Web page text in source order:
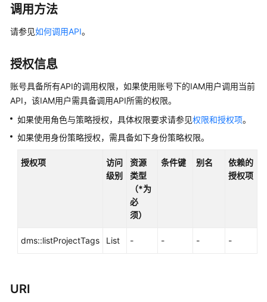
产
品
绍
计
费
明
速
指
最
佳
调用方法
请参见如何调用API。
授权信息
账号具备所有API的调用权限，如果使用账号下的IAM用户调用当前
API，该IAM用户需具备调用API所需的权限。
如果使用角色与策略授权，具体权限要求请参见权限和授权项。
如果使用身份策略授权，需具备如下身份策略权限。
授权项
访问
级别
资源
类型
（*为
必
须）
条件键 别名
依赖的
授权项
dms::listProjectTags List - - - -
URI